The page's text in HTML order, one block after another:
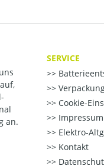
an.
SERVICE
Cookie-
Impressum
Elektro-
Kontakt